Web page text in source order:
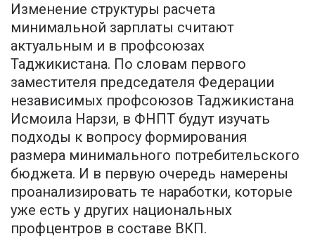
Изменение структуры расчета
минимальной зарплаты считают
актуальным и в профсоюзах
Таджикистана. По словам первого
заместителя председателя Федерации
независимых профсоюзов Таджикистана
Исмоила Нарзи, в ФНПТ будут изучать
подходы к вопросу формирования
размера минимального потребительского
бюджета. И в первую очередь намерены
проанализировать те наработки, которые
уже есть у других национальных
профцентров в составе ВКП.